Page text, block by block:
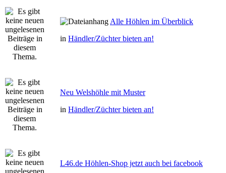
Alle Höhlen im Überblick
in Händler/Züchter bieten an!
Neu Welshöhle mit Muster
in Händler/Züchter bieten an!
L46.de Höhlen-Shop jetzt auch bei facebook